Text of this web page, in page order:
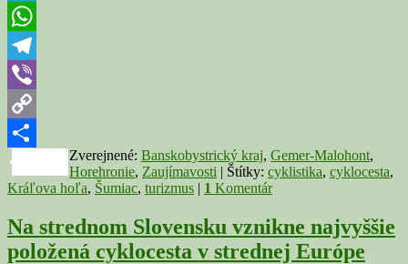
Twitter
WhatsApp
Telegram
Viber
Copy
Link
Share
Zverejnené: Banskobystrický kraj, Gemer-Malohont,
Horehronie, Zaujímavosti | Štítky: cyklistika, cyklocesta,
Kráľova hoľa, Šumiac, turizmus | 1 Komentár
Na strednom Slovensku vznikne najvyššie
položená cyklocesta v strednej Európe